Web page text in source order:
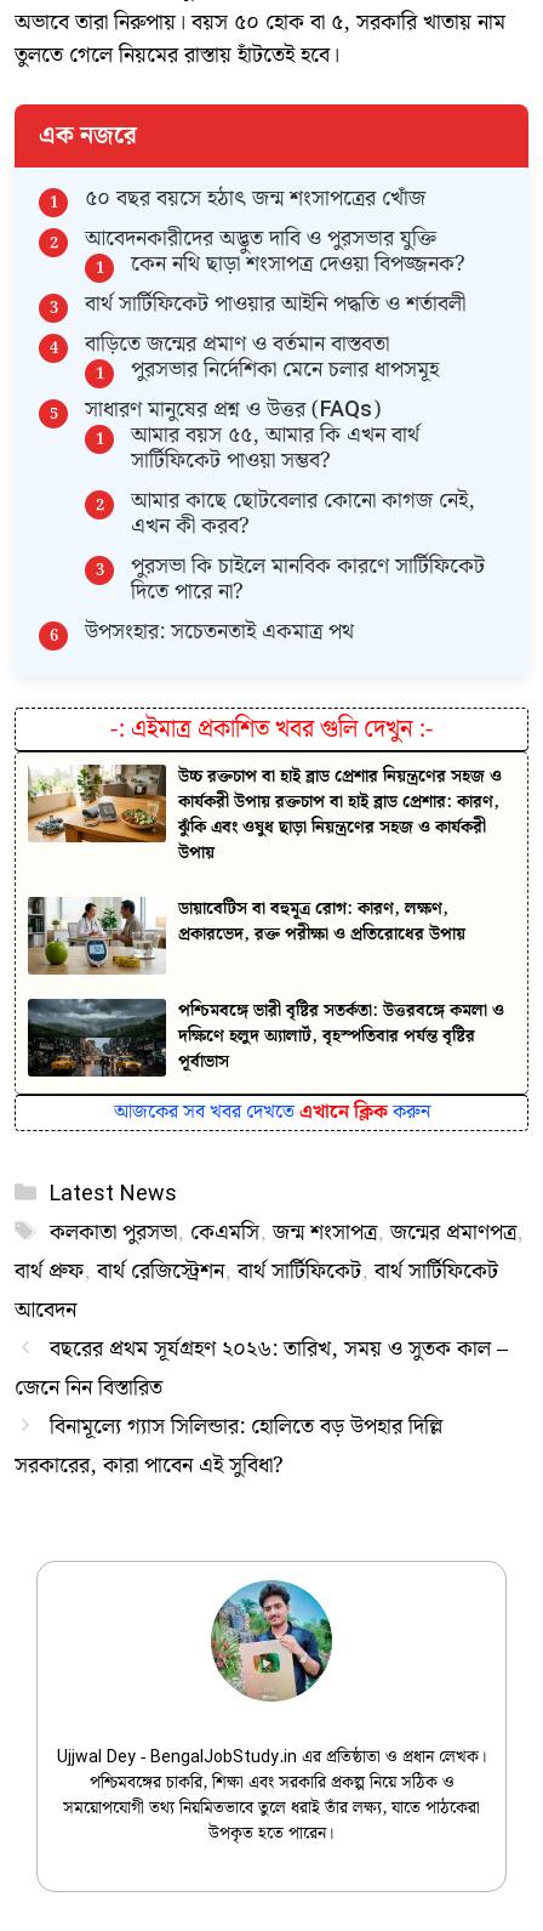
অভাবে তারা নিরুপায়। বয়স ৫০ হোক বা ৫, সরকারি খাতায় নাম
তুলতে গেলে নিয়মের রাস্তায় হাঁটতেই হবে।
এক নজরে
​৫০ বছর বয়সে হঠাৎ জন্ম শংসাপত্রের খোঁজ
​আবেদনকারীদের অদ্ভুত দাবি ও পুরসভার যুক্তি
​কেন নথি ছাড়া শংসাপত্র দেওয়া বিপজ্জনক?
​বার্থ সার্টিফিকেট পাওয়ার আইনি পদ্ধতি ও শর্তাবলী
​বাড়িতে জন্মের প্রমাণ ও বর্তমান বাস্তবতা
​পুরসভার নির্দেশিকা মেনে চলার ধাপসমূহ
​সাধারণ মানুষের প্রশ্ন ও উত্তর (FAQs)
​আমার বয়স ৫৫, আমার কি এখন বার্থ
সার্টিফিকেট পাওয়া সম্ভব?
​আমার কাছে ছোটবেলার কোনো কাগজ নেই,
এখন কী করব?
​পুরসভা কি চাইলে মানবিক কারণে সার্টিফিকেট
দিতে পারে না?
​উপসংহার: সচেতনতাই একমাত্র পথ
-: এইমাত্র প্রকাশিত খবর গুলি দেখুন:-
উচ্চ রক্তচাপ বা হাই ব্লাড প্রেশার নিয়ন্ত্রণের সহজ ও
কার্যকরী উপায় রক্তচাপ বা হাই ব্লাড প্রেশার: কারণ,
ঝুঁকি এবং ওষুধ ছাড়া নিয়ন্ত্রণের সহজ ও কার্যকরী
উপায়
ডায়াবেটিস বা বহুমূত্র রোগ: কারণ, লক্ষণ,
প্রকারভেদ, রক্ত পরীক্ষা ও প্রতিরোধের উপায়
পশ্চিমবঙ্গে ভারী বৃষ্টির সতর্কতা: উত্তরবঙ্গে কমলা ও
দক্ষিণে হলুদ অ্যালার্ট, বৃহস্পতিবার পর্যন্ত বৃষ্টির
পূর্বাভাস
আজকের সব খবর দেখতেএখানে ক্লিককরুন
Categories
Latest News
Tags
কলকাতা পুরসভা, কেএমসি,জন্ম শংসাপত্র,জন্মের প্রমাণপত্র,
বার্থ প্রুফ,বার্থ রেজিস্ট্রেশন,বার্থ সার্টিফিকেট,বার্থ সার্টিফিকেট
আবেদন
বছরের প্রথম সূর্যগ্রহণ ২০২৬: তারিখ, সময় ও সুতক কাল –
জেনে নিন বিস্তারিত
বিনামূল্যে গ্যাস সিলিন্ডার: হোলিতে বড় উপহার দিল্লি
সরকারের, কারা পাবেন এই সুবিধা?
Ujjwal Dey - BengalJobStudy.in এর প্রতিষ্ঠাতা ও প্রধান লেখক।
পশ্চিমবঙ্গের চাকরি, শিক্ষা এবং সরকারি প্রকল্প নিয়ে সঠিক ও
সময়োপযোগী তথ্য নিয়মিতভাবে তুলে ধরাই তাঁর লক্ষ্য, যাতে পাঠকেরা
উপকৃত হতে পারেন।